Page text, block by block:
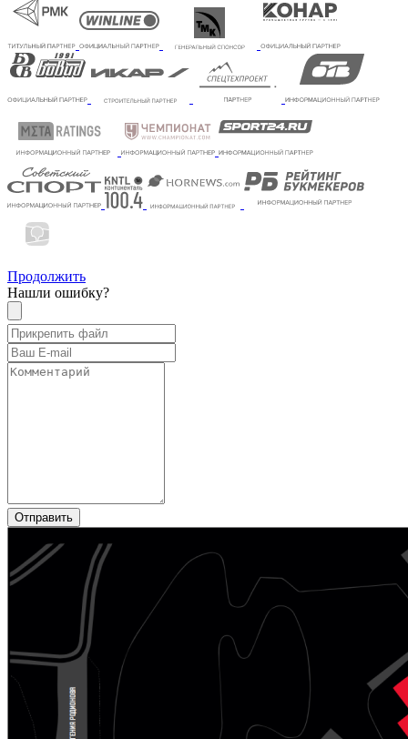
Продолжить
Нашли ошибку?